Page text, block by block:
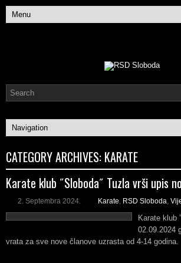
CATEGORY ARCHIVES: KARATE
Karate klub ˝Sloboda˝ Tuzla vrši upis
2. Septembra 2024. Karate, RSD Sloboda,
Karate klub
02.09.2024
vrata za sve nove članove uzrasta od 4-14 godina.